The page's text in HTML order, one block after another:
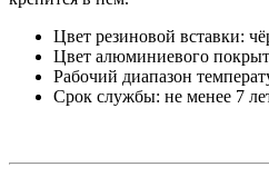
Цвет резиновой вставки:
Цвет алюминиевого
Рабочий диапазон
Срок службы: не менее 7